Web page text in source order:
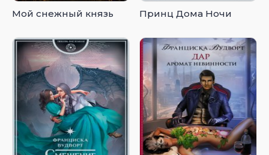
Мой снежный князь Принц Дома Ночи